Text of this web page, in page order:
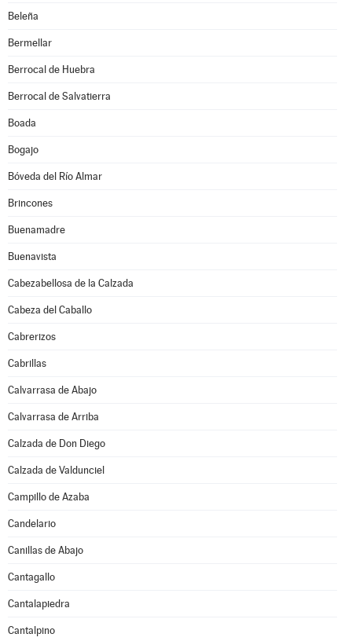
Beleña
Bermellar
Berrocal de Huebra
Berrocal de Salvatierra
Boada
Bogajo
Bóveda del Río Almar
Brincones
Buenamadre
Buenavista
Cabezabellosa de la Calzada
Cabeza del Caballo
Cabrerizos
Cabrillas
Calvarrasa de Abajo
Calvarrasa de Arriba
Calzada de Don Diego
Calzada de Valdunciel
Campillo de Azaba
Candelario
Canillas de Abajo
Cantagallo
Cantalapiedra
Cantalpino